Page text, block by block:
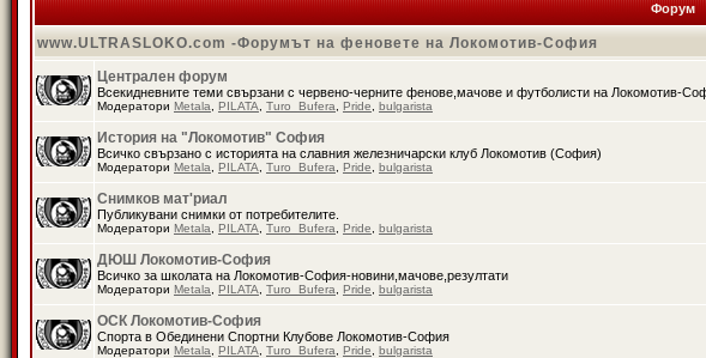
Форум
www.ULTRASLOKO.com -Форумът на феновете на Локомотив-София
Централен форум
Всекидневните теми свързани с червено-черните фенове,мачове и футболисти на Локомотив-
Модератори Metala PILATA Turo_Bufera Pride bulgarista
История на "Локомотив" София
Всичко свързано с историята на славния железничарски клуб Локомотив (София)
Модератори Metala PILATA Turo_Bufera Pride bulgarista
Снимков мат'риал
Публикувани снимки от потребителите.
Модератори Metala PILATA Turo_Bufera Pride bulgarista
ДЮШ Локомотив-София
Всичко за школата на Локомотив-София-новини,мачове,резултати
Модератори Metala PILATA Turo_Bufera Pride bulgarista
ОСК Локомотив-София
Спорта в Обединени Спортни Клубове Локомотив-София
Модератори Metala PILATA Turo_Bufera Pride bulgarista